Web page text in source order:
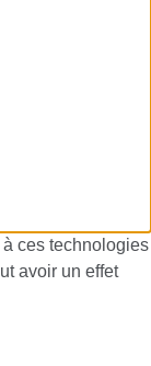
ces technologies
avoir un effet